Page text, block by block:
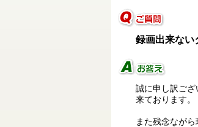
録画出来ない
誠に申し訳ご
来ております。
また残念なが